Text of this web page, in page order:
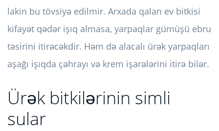
lakin bu tövsiyə edilmir. Arxada qalan ev bitkisi
kifayət qədər işıq almasa, yarpaqlar gümüşü ebru
təsirini itirəcəkdir. Həm də alacalı ürək yarpaqları
aşağı işıqda çəhrayı və krem ​​işarələrini itirə bilər.
Ürək bitkilərinin simli
sular